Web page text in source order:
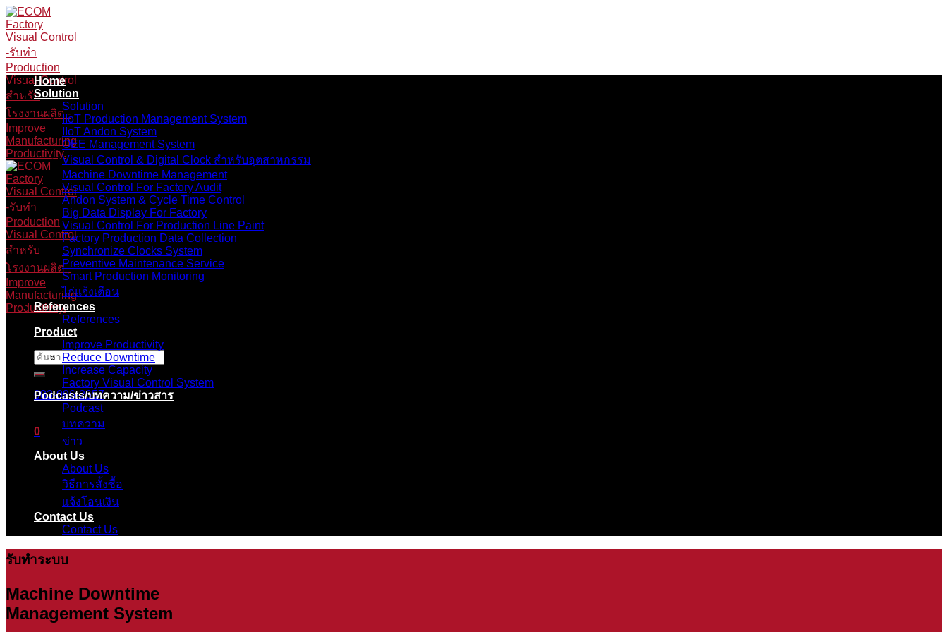
Skip
to
content
ค้นหา:
083-096-2657
0
ตะกร้าสินค้า
ไม่มีสินค้าในตะกร้า
Home
Solution
Solution
IIoT Production Management System
IIoT Andon System
OEE Management System
Visual Control & Digital Clock สำหรับอุตสาหกรรม
Machine Downtime Management
Visual Control For Factory Audit
Andon System & Cycle Time Control
Big Data Display For Factory
Visual Control For Production Line Paint
Factory Production Data Collection
Synchronize Clocks System
Preventive Maintenance Service
Smart Production Monitoring
ไก่แจ้งเตือน
References
References
Product
Improve Productivity
Reduce Downtime
Increase Capacity
Factory Visual Control System
Podcasts/บทความ/ข่าวสาร
Podcast
บทความ
ข่าว
About Us
About Us
วิธีการสั้งซื้อ
แจ้งโอนเงิน
Contact Us
Contact Us
รับทำระบบ
Machine Downtime
Management System